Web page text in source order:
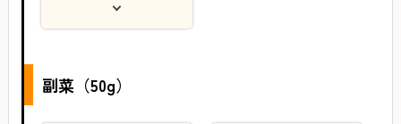
副菜（50g）